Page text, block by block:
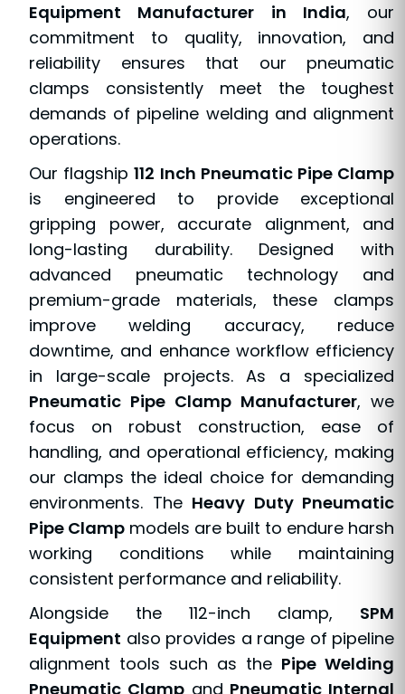
Equipment Manufacturer in India, our
commitment to quality, innovation, and
reliability ensures that our pneumatic
clamps consistently meet the toughest
demands of pipeline welding and alignment
operations.
Our flagship112 Inch Pneumatic Pipe Clamp
is engineered to provide exceptional
gripping power, accurate alignment, and
long-lasting durability. Designed with
advanced pneumatic technology and
premium-grade materials, these clamps
improve welding accuracy, reduce
downtime, and enhance workflow efficiency
in large-scale projects. As a specialized
Pneumatic Pipe Clamp Manufacturer, we
focus on robust construction, ease of
handling, and operational efficiency, making
our clamps the ideal choice for demanding
environments. The Heavy Duty Pneumatic
Pipe Clamp models are built to endure harsh
working conditions while maintaining
consistent performance and reliability.
Alongside the 112-inch clamp, SPM
Equipment also provides a range of pipeline
alignment tools such as the Pipe Welding
Pneumatic Clampand Pneumatic Internal